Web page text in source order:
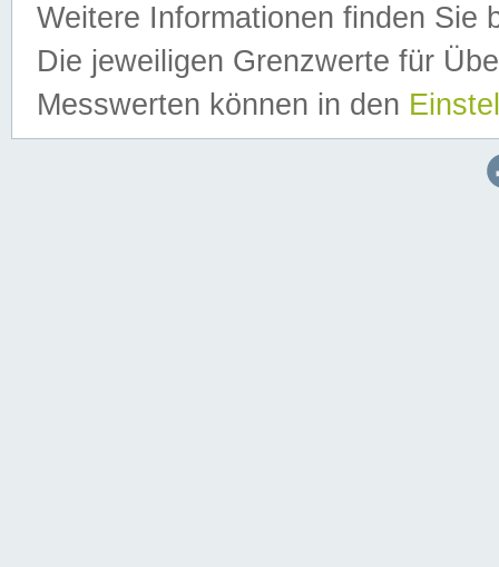
Weitere Informationen finden Sie
Die jeweiligen Grenzwerte für
Messwerten können in den